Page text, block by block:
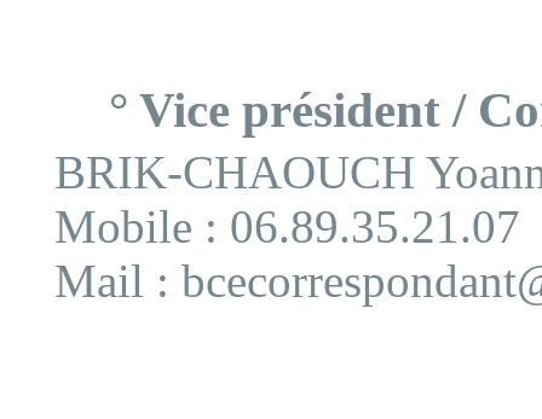
° Vice président /
BRIK-CHAOUCH
Mobile : 06.89.35.21.07
Mail :